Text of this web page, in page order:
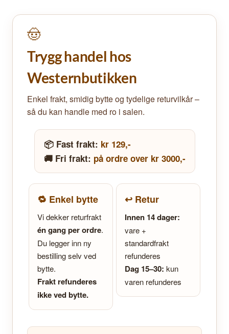
🤠
Trygg handel hos
Westernbutikken
Enkel frakt, smidig bytte og tydelige returvilkår –
så du kan handle med ro i salen.
📦 Fast frakt: kr 129,-
🚚 Fri frakt: på ordre over kr 3000,-
🔁 Enkel bytte
Vi dekker returfrakt
én gang per ordre.
Du legger inn ny
bestilling selv ved
bytte.
Frakt refunderes
ikke ved bytte.
↩️ Retur
Innen 14 dager:
vare +
standardfrakt
refunderes
Dag 15–30: kun
varen refunderes